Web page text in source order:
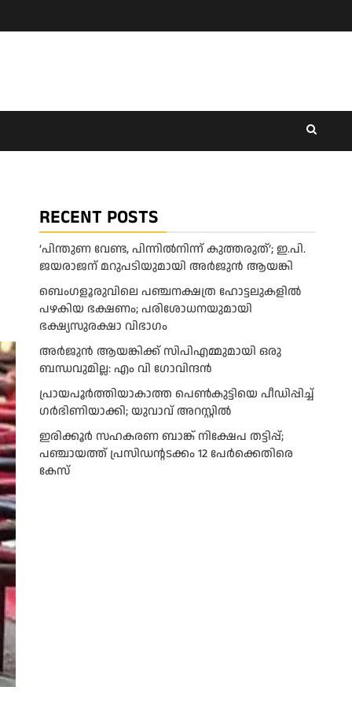
RECENT POSTS
‘പിന്തുണ വേണ്ട, പിന്നിൽനിന്ന് കുത്തരുത്’; ഇ.പി.
ജയരാജന് മറുപടിയുമായി അർജുൻ ആയങ്കി
ബെംഗളൂരുവിലെ പഞ്ചനക്ഷത്ര ഹോട്ടലുകളിൽ
പഴകിയ ഭക്ഷണം; പരിശോധനയുമായി
ഭക്ഷ്യസുരക്ഷാ വിഭാഗം
അര്‍ജുന്‍ ആയങ്കിക്ക് സിപിഎമ്മുമായി ഒരു
ബന്ധവുമില്ല: എം വി ഗോവിന്ദന്‍
പ്രായപൂർത്തിയാകാത്ത പെൺകുട്ടിയെ പീഡിപ്പിച്ച്
ഗർഭിണിയാക്കി; യുവാവ് അറസ്റ്റിൽ
ഇരിക്കൂർ സഹകരണ ബാങ്ക് നിക്ഷേപ തട്ടിപ്പ്;
പഞ്ചായത്ത് പ്രസിഡൻ്റടക്കം 12 പേർക്കെതിരെ
കേസ്